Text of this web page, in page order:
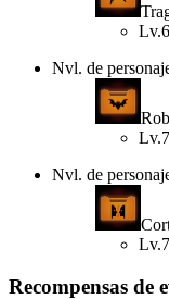
Lv.6
Nvl. de
Lv.7
Nvl. de
Lv.7
Recompensas de